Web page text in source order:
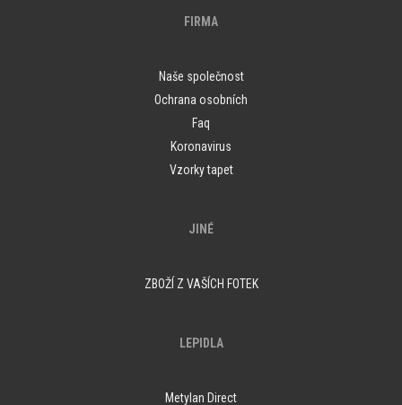
FIRMA
Naše společnost
Ochrana osobních
Faq
Koronavirus
Vzorky tapet
JINÉ
ZBOŽÍ Z VAŠÍCH FOTEK
LEPIDLA
Metylan Direct